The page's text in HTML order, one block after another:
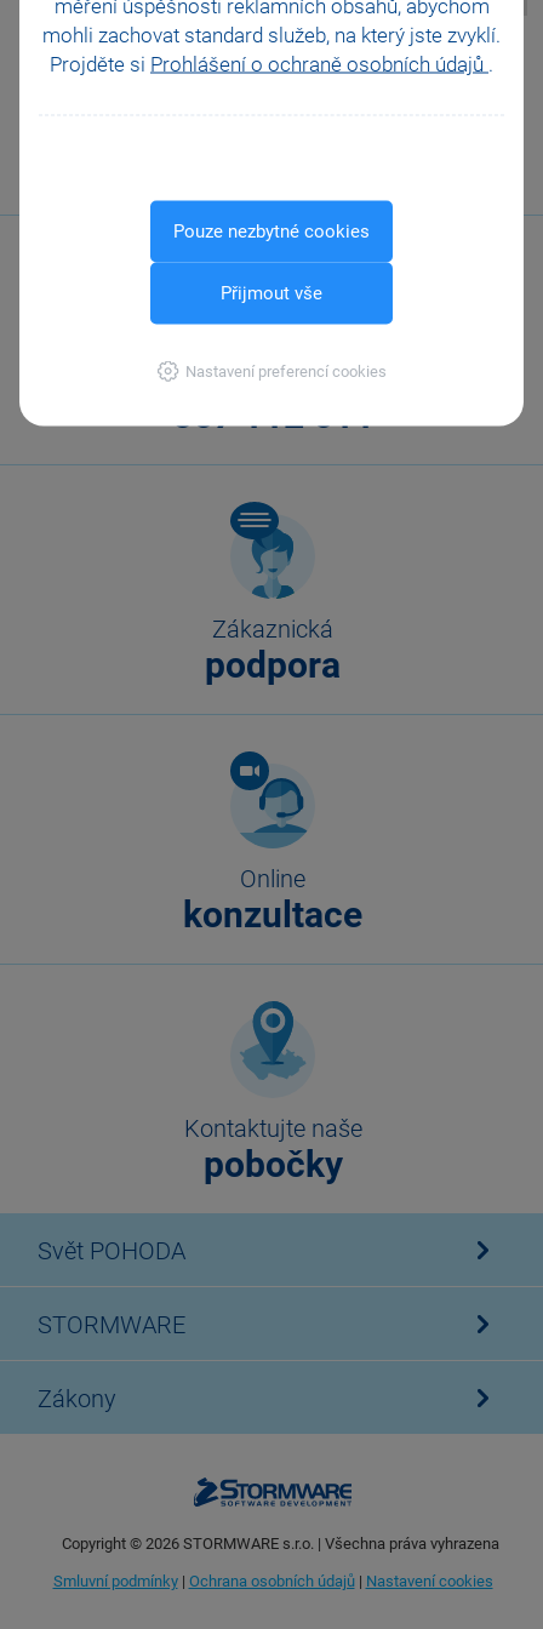
měření úspěšnosti reklamních obsahů, abychom
mohli zachovat standard služeb, na který jste zvyklí.
Projděte si Prohlášení o ochraně osobních údajů .
Pouze nezbytné cookies
Přijmout vše
Nastavení preferencí cookies
Pomohla Vám tato
odpověď?
Ano
Zavolejte nám
567 112 611
Zákaznická
podpora
Online
konzultace
Kontaktujte naše
pobočky
Svět POHODA
STORMWARE
Zákony
Copyright © 2026STORMWARE s.r.o. | Všechna práva vyhrazena
Smluvní podmínky| Ochrana osobních údajů| Nastavení cookies